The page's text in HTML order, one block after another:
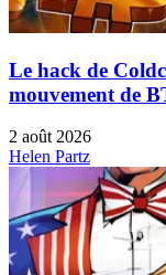
Le hack de
mouvement de
2 août 2026
Helen Partz